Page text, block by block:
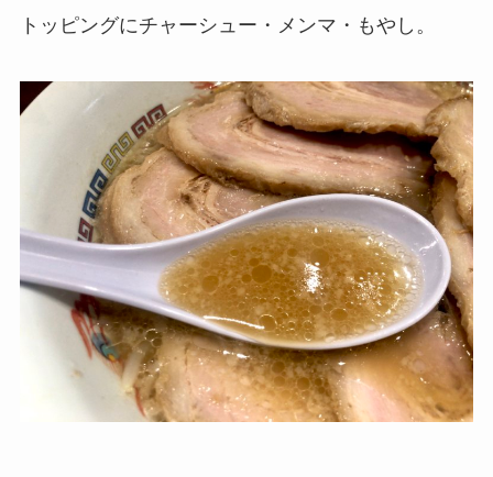
トッピングにチャーシュー・メンマ・もやし。